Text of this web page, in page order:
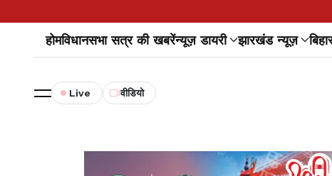
होमविधानसभा सत्र की खबरेंन्यूज़ डायरी झारखंड न्यूज़
Live वीडियो